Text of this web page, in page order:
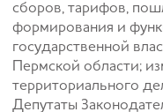
сборов, тарифов,
формирования и
государственной
Пермской области;
территориального
Депутаты